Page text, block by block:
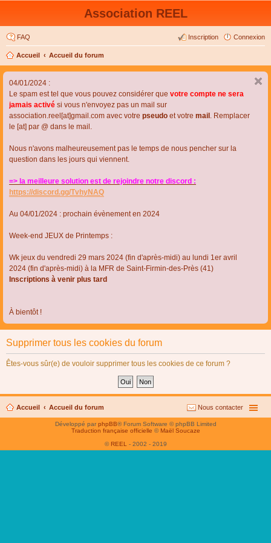
Association REEL
FAQ Connexion
Inscription
Accueil Accueil du forum
04/01/2024 :
Le spam est tel que vous pouvez considérer que votre compte ne sera
jamais activé si vous n'envoyez pas un mail sur
association.reel[at]gmail.com avec votre pseudo et votre mail . Remplacer
le [at] par @ dans le mail.
Nous n'avons malheureusement pas le temps de nous pencher sur la
question dans les jours qui viennent.
=> la meilleure solution est de rejoindre notre discord :
https://discord.gg/TvhyNAQ
Au 04/01/2024 : prochain évènement en 2024
Week-end JEUX de Printemps :
Wk jeux du vendredi 29 mars 2024 (fin d'après-midi) au lundi 1er avril
2024 (fin d'après-midi) à la MFR de Saint-Firmin-des-Près (41)
Inscriptions à venir plus tard
À bientôt !
Supprimer tous les cookies du forum
Êtes-vous sûr(e) de vouloir supprimer tous les cookies de ce forum ?
Accueil Accueil du forum Nous contacter
Développé parphpBB® Forum Software © phpBB Limited
Traduction française officielle © Maël Soucaze
© REEL - 2002 - 2019